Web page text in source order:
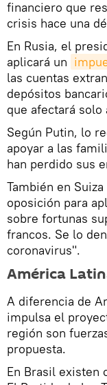
financiero que
crisis hace una
En Rusia, el
aplicará un
las cuentas
depósitos
que afectará
Según Putin, lo
apoyar a las
han perdido sus
También en
oposición para
sobre fortunas
francos. Se lo
coronavirus".
América
A diferencia de
impulsa el
región son
propuesta.
En Brasil existen